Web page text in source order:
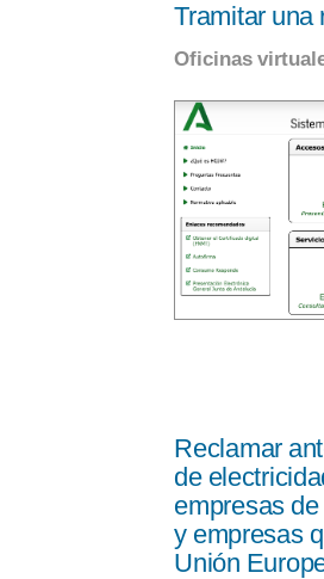
Tramitar una
Oficinas
Reclamar
de
empresas
y empresas
Unión